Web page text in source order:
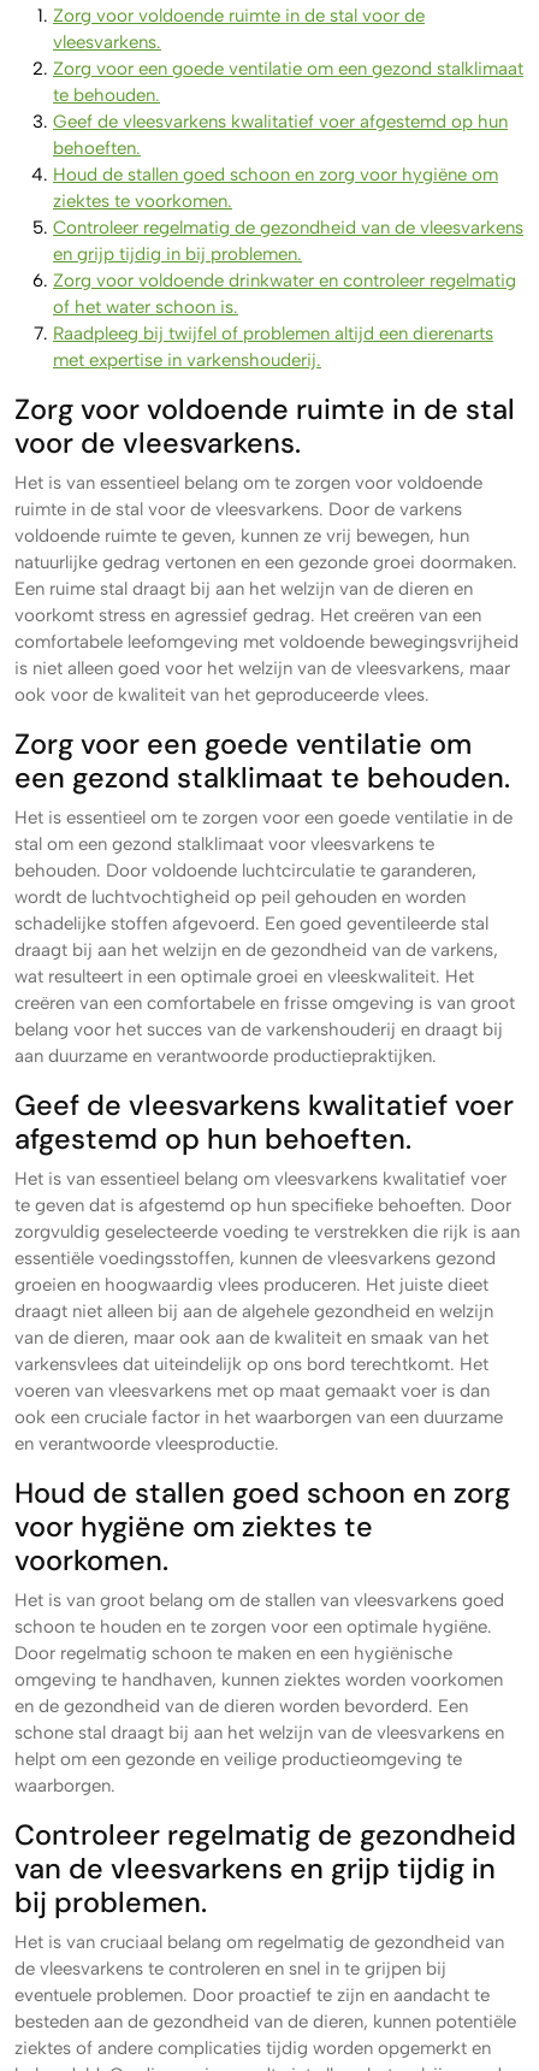
Zorg voor voldoende ruimte in de stal voor de
vleesvarkens.
Zorg voor een goede ventilatie om een gezond stalklimaat
te behouden.
Geef de vleesvarkens kwalitatief voer afgestemd op hun
behoeften.
Houd de stallen goed schoon en zorg voor hygiëne om
ziektes te voorkomen.
Controleer regelmatig de gezondheid van de vleesvarkens
en grijp tijdig in bij problemen.
Zorg voor voldoende drinkwater en controleer regelmatig
of het water schoon is.
Raadpleeg bij twijfel of problemen altijd een dierenarts
met expertise in varkenshouderij.
Zorg voor voldoende ruimte in de stal
voor de vleesvarkens.
Het is van essentieel belang om te zorgen voor voldoende
ruimte in de stal voor de vleesvarkens. Door de varkens
voldoende ruimte te geven, kunnen ze vrij bewegen, hun
natuurlijke gedrag vertonen en een gezonde groei doormaken.
Een ruime stal draagt bij aan het welzijn van de dieren en
voorkomt stress en agressief gedrag. Het creëren van een
comfortabele leefomgeving met voldoende bewegingsvrijheid
is niet alleen goed voor het welzijn van de vleesvarkens, maar
ook voor de kwaliteit van het geproduceerde vlees.
Zorg voor een goede ventilatie om
een gezond stalklimaat te behouden.
Het is essentieel om te zorgen voor een goede ventilatie in de
stal om een gezond stalklimaat voor vleesvarkens te
behouden. Door voldoende luchtcirculatie te garanderen,
wordt de luchtvochtigheid op peil gehouden en worden
schadelijke stoffen afgevoerd. Een goed geventileerde stal
draagt bij aan het welzijn en de gezondheid van de varkens,
wat resulteert in een optimale groei en vleeskwaliteit. Het
creëren van een comfortabele en frisse omgeving is van groot
belang voor het succes van de varkenshouderij en draagt bij
aan duurzame en verantwoorde productiepraktijken.
Geef de vleesvarkens kwalitatief voer
afgestemd op hun behoeften.
Het is van essentieel belang om vleesvarkens kwalitatief voer
te geven dat is afgestemd op hun specifieke behoeften. Door
zorgvuldig geselecteerde voeding te verstrekken die rijk is aan
essentiële voedingsstoffen, kunnen de vleesvarkens gezond
groeien en hoogwaardig vlees produceren. Het juiste dieet
draagt niet alleen bij aan de algehele gezondheid en welzijn
van de dieren, maar ook aan de kwaliteit en smaak van het
varkensvlees dat uiteindelijk op ons bord terechtkomt. Het
voeren van vleesvarkens met op maat gemaakt voer is dan
ook een cruciale factor in het waarborgen van een duurzame
en verantwoorde vleesproductie.
Houd de stallen goed schoon en zorg
voor hygiëne om ziektes te
voorkomen.
Het is van groot belang om de stallen van vleesvarkens goed
schoon te houden en te zorgen voor een optimale hygiëne.
Door regelmatig schoon te maken en een hygiënische
omgeving te handhaven, kunnen ziektes worden voorkomen
en de gezondheid van de dieren worden bevorderd. Een
schone stal draagt bij aan het welzijn van de vleesvarkens en
helpt om een gezonde en veilige productieomgeving te
waarborgen.
Controleer regelmatig de gezondheid
van de vleesvarkens en grijp tijdig in
bij problemen.
Het is van cruciaal belang om regelmatig de gezondheid van
de vleesvarkens te controleren en snel in te grijpen bij
eventuele problemen. Door proactief te zijn en aandacht te
besteden aan de gezondheid van de dieren, kunnen potentiële
ziektes of andere complicaties tijdig worden opgemerkt en